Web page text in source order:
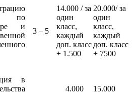
по
и
3 – 5
14.000 / за
один
класс,
каждый
доп. класс
+ 1.500
20.000/ за
один
класс,
каждый
доп. класс
+ 7500
в
4.000 15.000